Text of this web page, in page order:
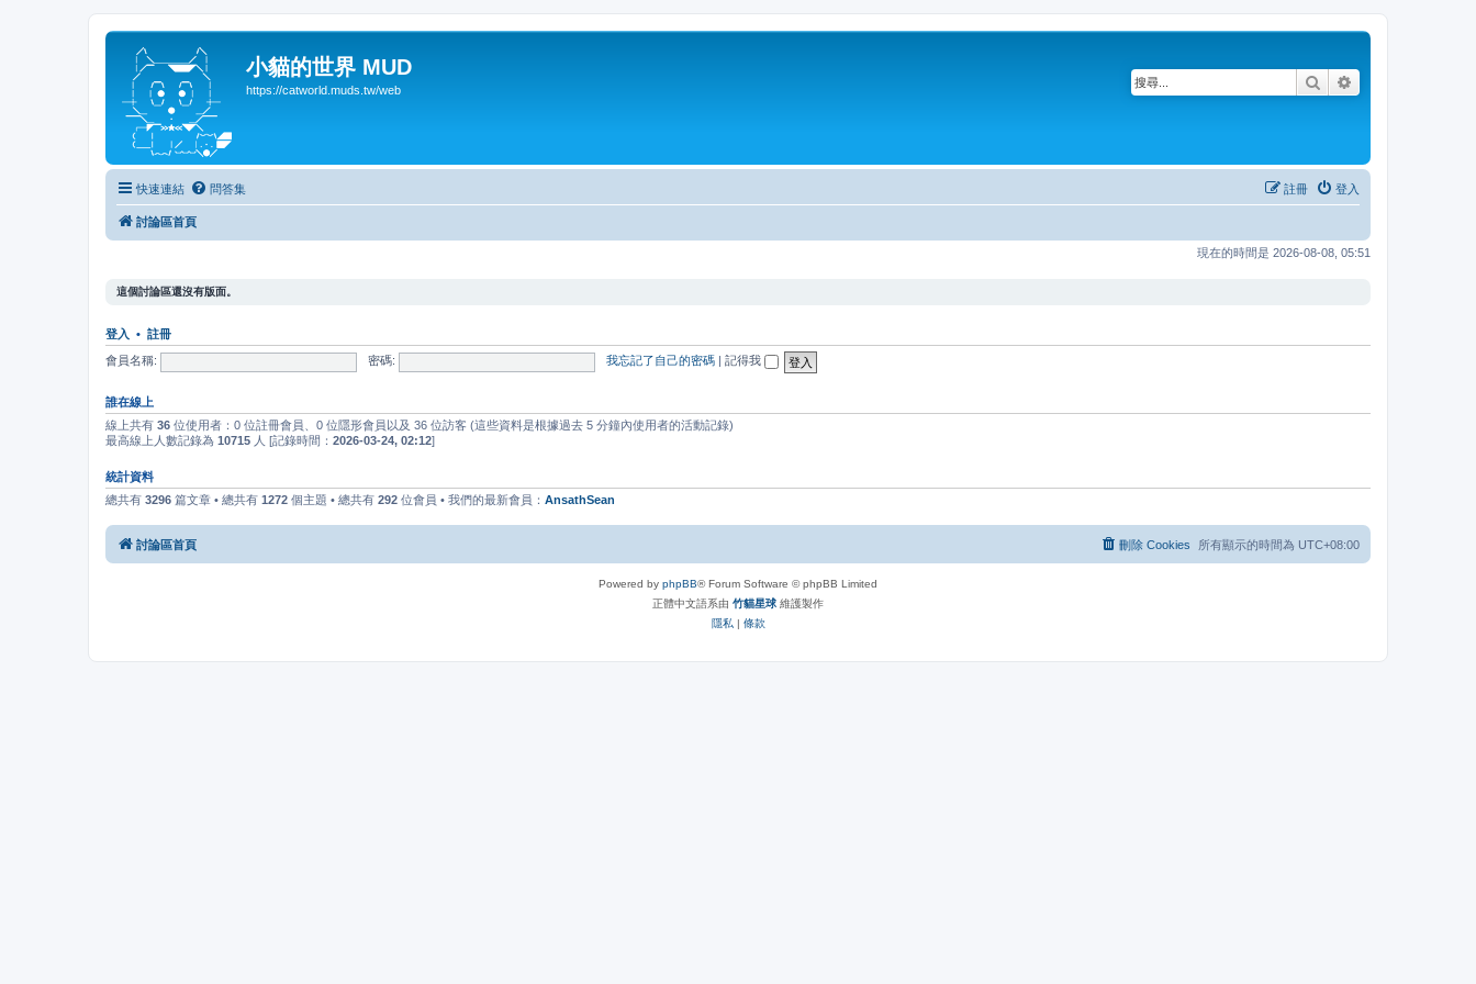
小貓的世界 MUD
https://catworld.muds.tw/web 搜尋
快速連結 問答集 登入
註冊
討論區首頁
現在的時間是 2026-08-08, 05:51
這個討論區還沒有版面。
登入 • 註冊
會員名稱: 密碼: 我忘記了自己的密碼 記得我
誰在線上
線上共有 36 位使用者：0 位註冊會員、0 位隱形會員以及 36 位訪客 (這些資料是根據過去 5 分鐘內使用者的活動記錄)
最高線上人數記錄為 10715 人 [記錄時間： 2026-03-24, 02:12]
統計資料
總共有 3296 篇文章 • 總共有 1272 個主題 • 總共有 292 位會員 • 我們的最新會員： AnsathSean
討論區首頁 所有顯示的時間為 UTC+08:00
刪除 Cookies
Powered by phpBB® Forum Software © phpBB Limited
正體中文語系由 竹貓星球 維護製作
隱私 | 條款